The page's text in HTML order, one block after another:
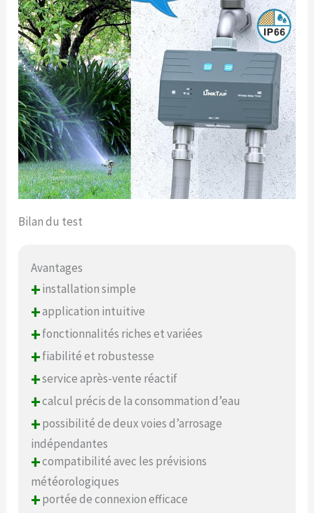
Bilan du test
Avantages
+installation simple
+application intuitive
+fonctionnalités riches et variées
+fiabilité et robustesse
+service après-vente réactif
+calcul précis de la consommation d’eau
+possibilité de deux voies d’arrosage
indépendantes
+compatibilité avec les prévisions
météorologiques
+portée de connexion efficace